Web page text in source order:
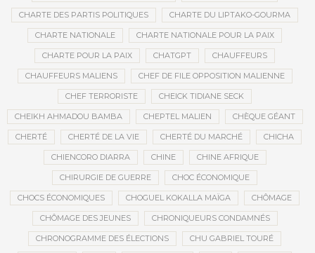
CHARTE DES PARTIS POLITIQUES CHARTE DU LIPTAKO-GOURMA
CHARTE NATIONALE CHARTE NATIONALE POUR LA PAIX
CHARTE POUR LA PAIX CHATGPT CHAUFFEURS
CHAUFFEURS MALIENS CHEF DE FILE OPPOSITION MALIENNE
CHEF TERRORISTE CHEICK TIDIANE SECK
CHEIKH AHMADOU BAMBA CHEPTEL MALIEN CHÈQUE GÉANT
CHERTÉ CHERTÉ DE LA VIE CHERTÉ DU MARCHÉ CHICHA
CHIENCORO DIARRA CHINE CHINE AFRIQUE
CHIRURGIE DE GUERRE CHOC ÉCONOMIQUE
CHOCS ÉCONOMIQUES CHOGUEL KOKALLA MAÏGA CHÔMAGE
CHÔMAGE DES JEUNES CHRONIQUEURS CONDAMNÉS
CHRONOGRAMME DES ÉLECTIONS CHU GABRIEL TOURÉ